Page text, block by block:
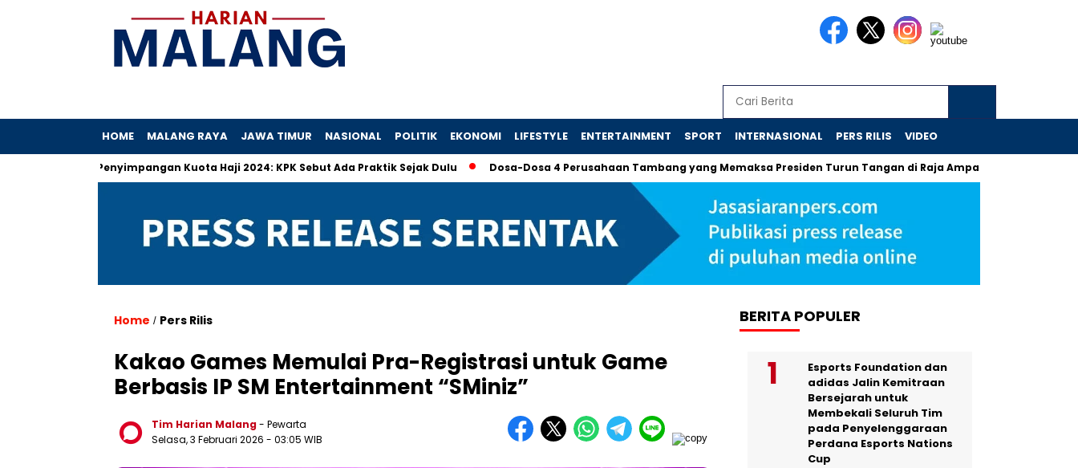
HOME MALANG RAYA JAWA TIMUR NASIONAL POLITIK EKONOMI LIFESTYLE ENTERTAINMENT SPORT INTERNASIONAL PERS RILIS VIDEO
Penyimpangan Kuota Haji 2024: KPK Sebut Ada Praktik Sejak Dulu Dosa-Dosa 4 Perusahaan Tambang yang Memaksa Presiden Turun Tangan di Raja Ampat Jejak Skandal
Home / Pers Rilis
Kakao Games Memulai Pra-Registrasi untuk Game
Berbasis IP SM Entertainment “SMiniz”
Tim Harian Malang- Pewarta
Selasa, 3 Februari 2026 - 03:05 WIB
BERITA POPULER
Esports Foundation dan
adidas Jalin Kemitraan
Bersejarah untuk
Membekali Seluruh Tim
pada Penyelenggaraan
Perdana Esports Nations
Cup